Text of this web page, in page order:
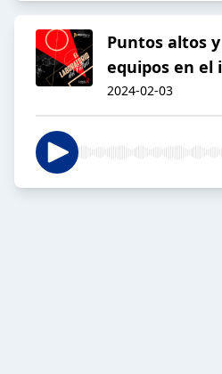
Puntos altos
equipos en el
2024-02-03